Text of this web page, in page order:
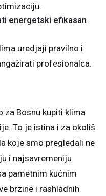
energetski efikasan
uredjaji pravilno i
profesionalca.
za Bosnu kupiti klima
To je istina i za okoliš
koje smo pregledali ne
i najsavremeniju
pametnim kućnim
brzine i rashladnih